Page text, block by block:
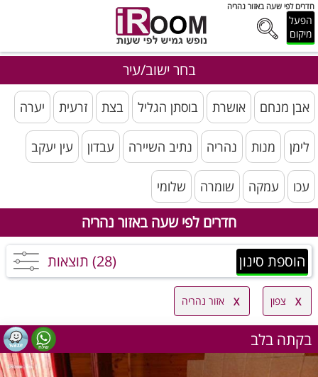
חדרים לפי שעה באזור נהריה
הפעל
מיקום
בחר ישוב/עיר
אבן מנחם אושרת בוסתן הגליל בצת זרעית יערה
לימן מנות נהריה נתיב השיירה עבדון עין יעקב
עכו עמקה שומרה שלומי
חדרים לפי שעה באזור נהריה
הוספת סינון (28) תוצאות
צפון אזור נהריה
בקתה בלב